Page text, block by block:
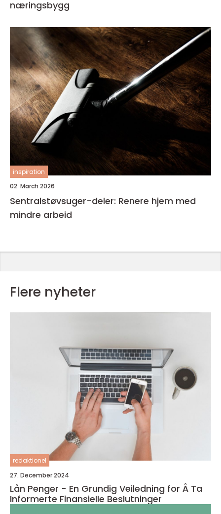
næringsbygg
inspiration
02. March 2026
Sentralstøvsuger-deler: Renere hjem med
mindre arbeid
Flere nyheter
redaktionel
27. December 2024
Lån Penger - En Grundig Veiledning for Å Ta
Informerte Finansielle Beslutninger